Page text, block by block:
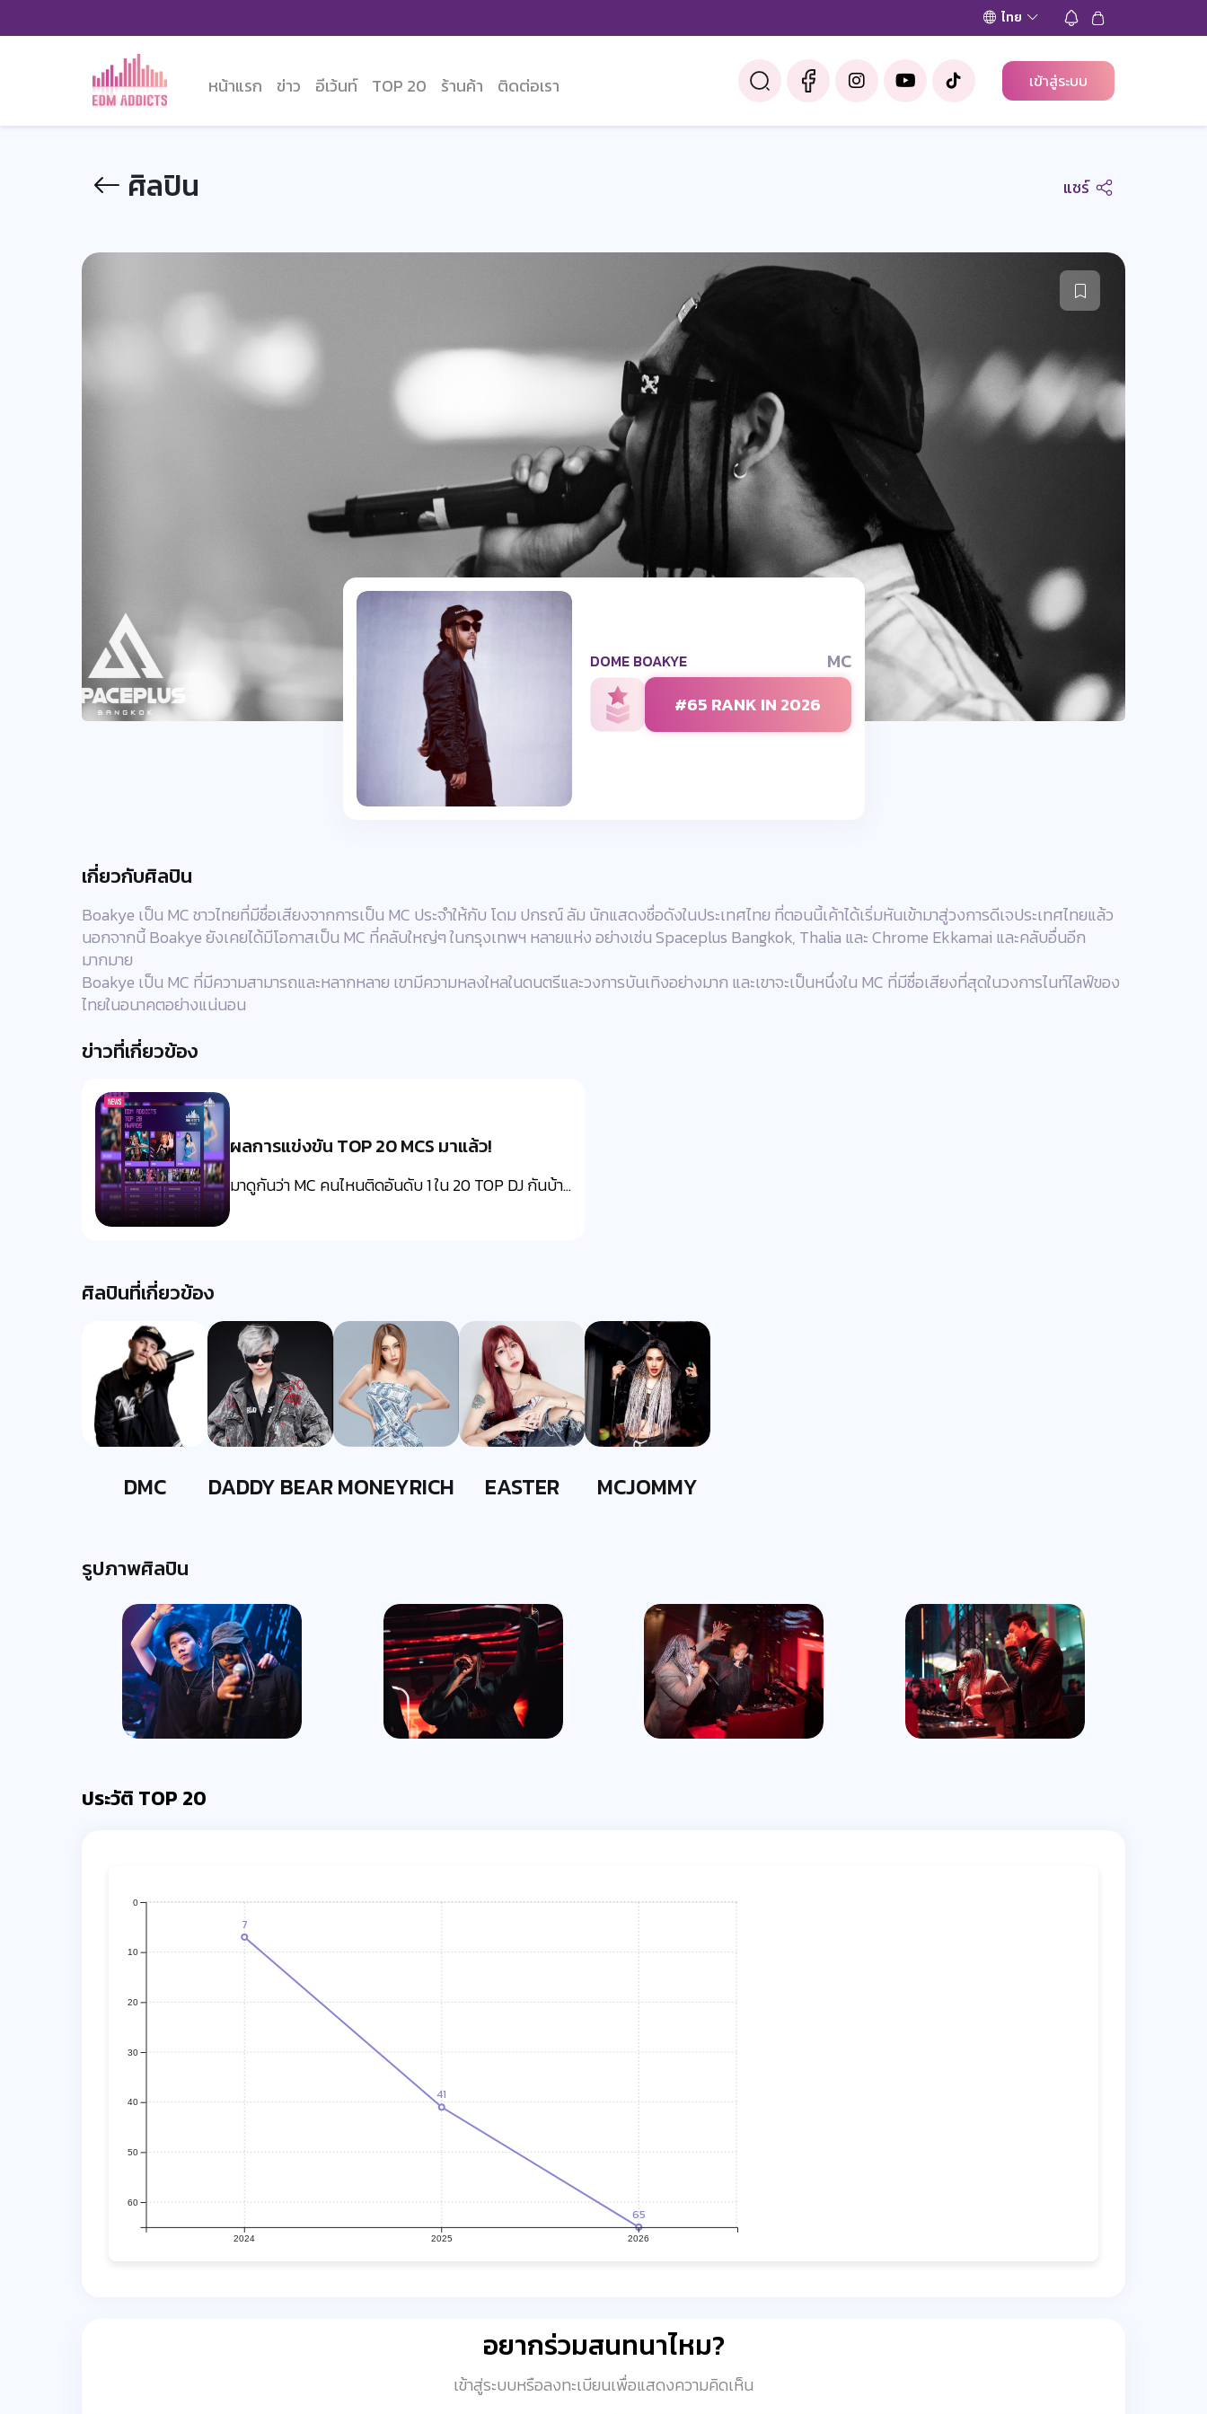
ไทย
หน้าแรก ข่าว อีเว้นท์ TOP 20 ร้านค้า ติดต่อเรา เข้าสู่ระบบ
ศิลปิน แชร์
DOME BOAKYE MC
#65 RANK IN 2026
เกี่ยวกับศิลปิน
Boakye เป็น MC ชาวไทยที่มีชื่อเสียงจากการเป็น MC ประจำให้กับ โดม ปกรณ์ ลัม นักแสดงชื่อดังในประเทศไทย ที่ตอนนี้เค้าได้เริ่มหันเข้ามาสู่วงการดีเจประเทศไทยแล้ว
นอกจากนี้ Boakye ยังเคยได้มีโอกาสเป็น MC ที่คลับใหญ่ๆ ในกรุงเทพฯ หลายแห่ง อย่างเช่น Spaceplus Bangkok, Thalia และ Chrome Ekkamai และคลับอื่นอีก
มากมาย
Boakye เป็น MC ที่มีความสามารถและหลากหลาย เขามีความหลงใหลในดนตรีและวงการบันเทิงอย่างมาก และเขาจะเป็นหนึ่งใน MC ที่มีชื่อเสียงที่สุดในวงการไนท์ไลฟ์ของ
ไทยในอนาคตอย่างแน่นอน
ข่าวที่เกี่ยวข้อง
ผลการแข่งขัน TOP 20 MCS มาแล้ว!
มาดูกันว่า MC คนไหนติดอันดับ 1 ใน 20 TOP DJ กันบ้า...
ศิลปินที่เกี่ยวข้อง
DMC DADDY BEARMONEYRICH EASTER MCJOMMY
รูปภาพศิลปิน
ประวัติ TOP 20
7
41
65
2024 2025 2026
60
50
40
30
20
10
0
อยากร่วมสนทนาไหม?
เข้าสู่ระบบหรือลงทะเบียนเพื่อแสดงความคิดเห็น